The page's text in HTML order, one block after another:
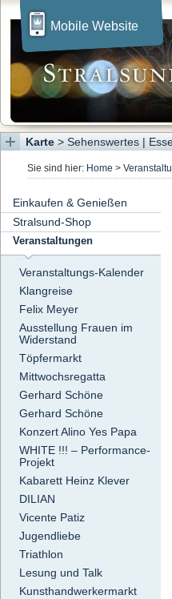
Mobile Website
Karte > Sehenswertes |
Sie sind hier: Home >
Einkaufen & Genießen
Stralsund-Shop
Veranstaltungen
Veranstaltungs-Kalender
Klangreise
Felix Meyer
Ausstellung Frauen im
Widerstand
Töpfermarkt
Mittwochsregatta
Gerhard Schöne
Gerhard Schöne
Konzert Alino Yes Papa
WHITE !!! – Performance-
Projekt
Kabarett Heinz Klever
DILIAN
Vicente Patiz
Jugendliebe
Triathlon
Lesung und Talk
Kunsthandwerkermarkt